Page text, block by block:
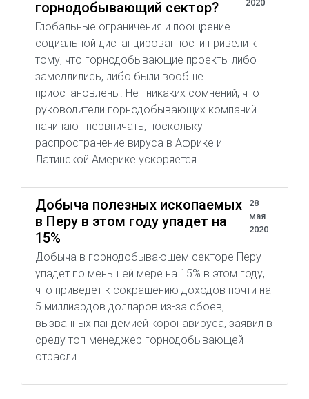
горнодобывающий сектор? 2020
Глобальные ограничения и поощрение
социальной дистанцированности привели к
тому, что горнодобывающие проекты либо
замедлились, либо были вообще
приостановлены. Нет никаких сомнений, что
руководители горнодобывающих компаний
начинают нервничать, поскольку
распространение вируса в Африке и
Латинской Америке ускоряется.
Добыча полезных ископаемых
в Перу в этом году упадет на
15%
28
мая
2020
Добыча в горнодобывающем секторе Перу
упадет по меньшей мере на 15% в этом году,
что приведет к сокращению доходов почти на
5 миллиардов долларов из-за сбоев,
вызванных пандемией коронавируса, заявил в
среду топ-менеджер горнодобывающей
отрасли.